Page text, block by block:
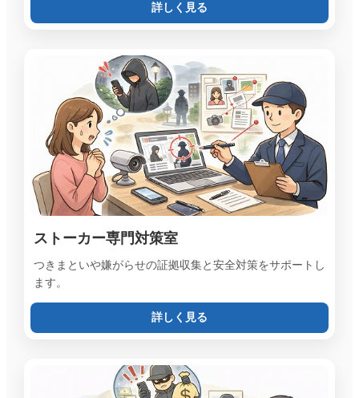
詳しく見る
ストーカー専門対策室
つきまといや嫌がらせの証拠収集と安全対策をサポートし
ます。
詳しく見る